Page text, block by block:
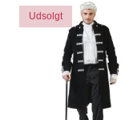
Udsolgt